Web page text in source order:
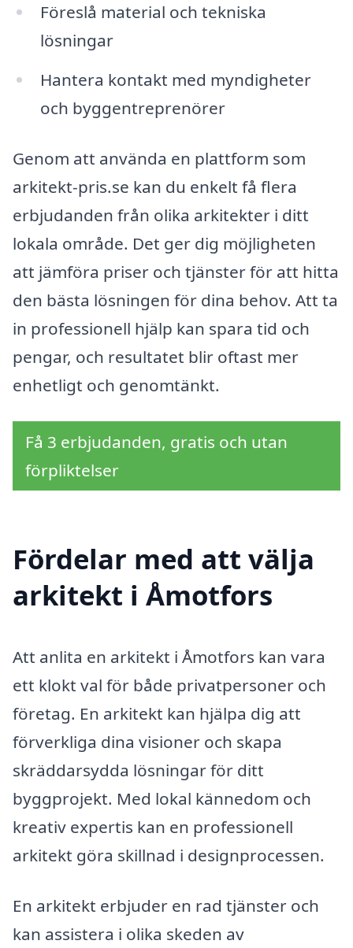
Föreslå material och tekniska
lösningar
Hantera kontakt med myndigheter
och byggentreprenörer
Genom att använda en plattform som
arkitekt-pris.se kan du enkelt få flera
erbjudanden från olika arkitekter i ditt
lokala område. Det ger dig möjligheten
att jämföra priser och tjänster för att hitta
den bästa lösningen för dina behov. Att ta
in professionell hjälp kan spara tid och
pengar, och resultatet blir oftast mer
enhetligt och genomtänkt.
Få 3 erbjudanden, gratis och utan
förpliktelser
Fördelar med att välja
arkitekt i Åmotfors
Att anlita en arkitekt i Åmotfors kan vara
ett klokt val för både privatpersoner och
företag. En arkitekt kan hjälpa dig att
förverkliga dina visioner och skapa
skräddarsydda lösningar för ditt
byggprojekt. Med lokal kännedom och
kreativ expertis kan en professionell
arkitekt göra skillnad i designprocessen.
En arkitekt erbjuder en rad tjänster och
kan assistera i olika skeden av